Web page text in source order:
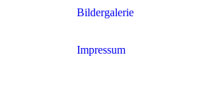
Bildergalerie
Impressum